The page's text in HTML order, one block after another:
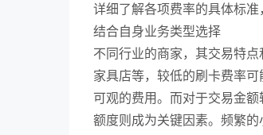
详细了解各项费率的具体标准
结合自身业务类型选择
不同行业的商家，其交易特
家具店等，较低的刷卡费率
可观的费用。而对于交易金
额度则成为关键因素。频繁